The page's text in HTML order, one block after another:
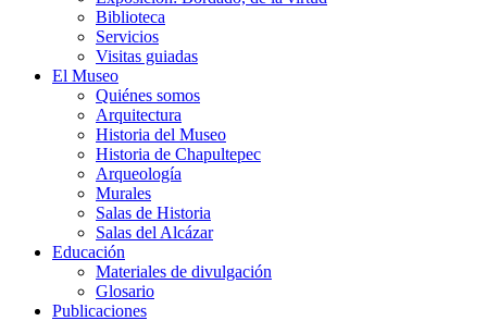
Biblioteca
Servicios
Visitas guiadas
El Museo
Quiénes somos
Arquitectura
Historia del Museo
Historia de Chapultepec
Arqueología
Murales
Salas de Historia
Salas del Alcázar
Educación
Materiales de divulgación
Glosario
Publicaciones